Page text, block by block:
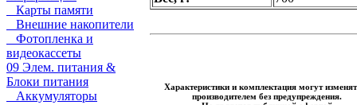
Карты памяти
Внешние накопители
Фотопленка и
видеокассеты
09 Элем. питания &
Блоки питания
Аккумуляторы
Характеристики и комплектация могут
производителем без предупреждения.